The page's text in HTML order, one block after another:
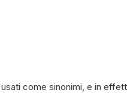
come sinonimi, e in